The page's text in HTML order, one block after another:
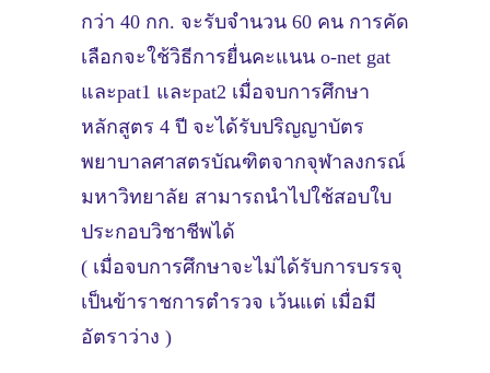
กว่า 40 กก. จะรับจำนวน 60 คน การคัด
เลือกจะใช้วิธีการยื่นคะแนน o-net gat
และpat1 และpat2 เมื่อจบการศึกษา
หลักสูตร 4 ปี จะได้รับปริญญาบัตร
พยาบาลศาสตรบัณฑิตจากจุฬาลงกรณ์
มหาวิทยาลัย สามารถนำไปใช้สอบใบ
ประกอบวิชาชีพได้
( เมื่อจบการศึกษาจะไม่ได้รับการบรรจุ
เป็นข้าราชการตำรวจ เว้นแต่ เมื่อมี
อัตราว่าง )